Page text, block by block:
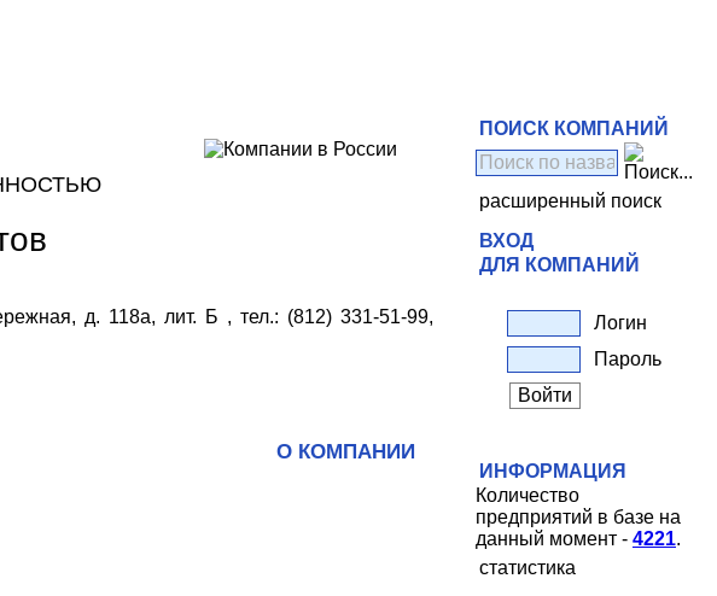
д. 118а, лит. Б , тел.: (812) 331-51-99,
О КОМПАНИИ
ПОИСК КОМПАНИЙ
расширенный поиск
ВХОД
ДЛЯ КОМПАНИЙ
Логин
Пароль
ИНФОРМАЦИЯ
Количество
предприятий в базе на
данный момент - 4221.
статистика